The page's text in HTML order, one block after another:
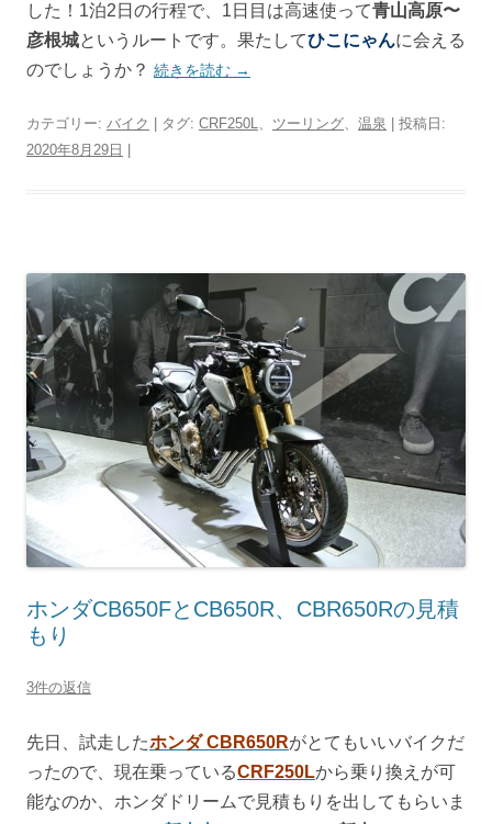
した！1泊2日の行程で、1日目は高速使って青山高原〜
彦根城というルートです。果たしてひこにゃんに会える
のでしょうか？ 続きを読む →
カテゴリー: バイク | タグ: CRF250L、 ツーリング、 温泉
| 投稿日:
2020年8月29日
ホンダCB650FとCB650R、CBR650Rの見積
もり
3件の返信
先日、試走したホンダ CBR650Rがとてもいいバイクだ
ったので、現在乗っているCRF250Lから乗り換えが可
能なのか、ホンダドリームで見積もりを出してもらいま